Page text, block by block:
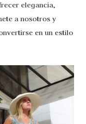
elegancia,
a nosotros y
en un estilo